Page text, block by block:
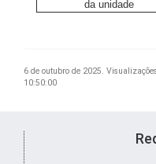
da unidade
6 de outubro de 2025.
10:50:00